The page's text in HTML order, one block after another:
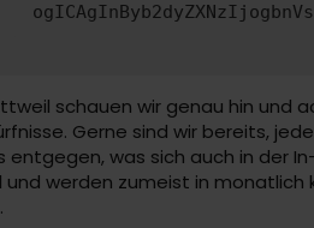
schauen wir genau hin
Gerne sind wir bereits,
entgegen, was sich auch in
werden zumeist in